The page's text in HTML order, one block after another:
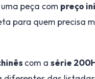
peça com preço
para quem precisa
com a série